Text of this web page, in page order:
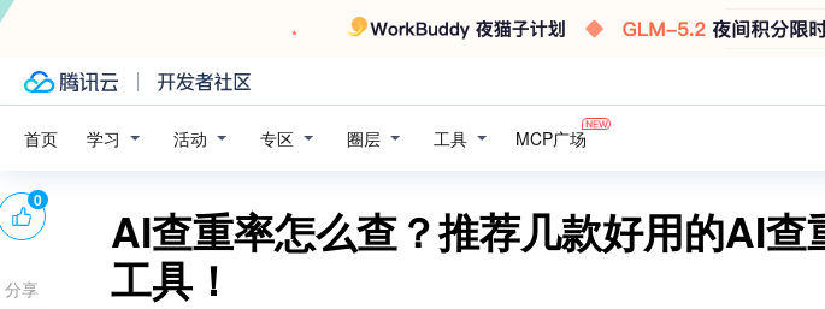
首页 学习 活动 专区 圈层 工具 MCP广场
AI查重率怎么查？推荐几款好用的AI查
工具！
0
分享